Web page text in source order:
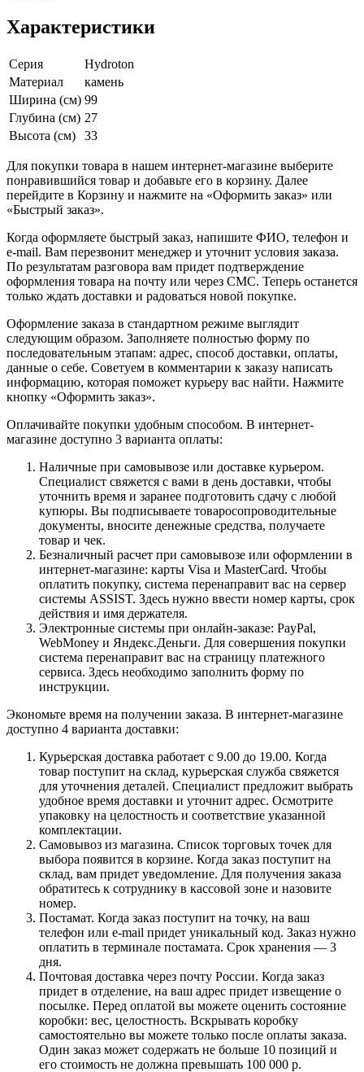
Характеристики
Серия
Hydroton
Материал
камень
Ширина (см) 99
Глубина (см) 27
Высота (см)
33
Для покупки товара в нашем интернет-магазине выберите
понравившийся товар и добавьте его в корзину. Далее
перейдите в Корзину и нажмите на «Оформить заказ» или
«Быстрый заказ».
Когда оформляете быстрый заказ, напишите ФИО, телефон и
e-mail. Вам перезвонит менеджер и уточнит условия заказа.
По результатам разговора вам придет подтверждение
оформления товара на почту или через СМС. Теперь останется
только ждать доставки и радоваться новой покупке.
Оформление заказа в стандартном режиме выглядит
следующим образом. Заполняете полностью форму по
последовательным этапам: адрес, способ доставки, оплаты,
данные о себе. Советуем в комментарии к заказу написать
информацию, которая поможет курьеру вас найти. Нажмите
кнопку «Оформить заказ».
Оплачивайте покупки удобным способом. В интернет-
магазине доступно 3 варианта оплаты:
Наличные при самовывозе или доставке курьером.
Специалист свяжется с вами в день доставки, чтобы
уточнить время и заранее подготовить сдачу с любой
купюры. Вы подписываете товаросопроводительные
документы, вносите денежные средства, получаете
товар и чек.
Безналичный расчет при самовывозе или оформлении в
интернет-магазине: карты Visa и MasterCard. Чтобы
оплатить покупку, система перенаправит вас на сервер
системы ASSIST. Здесь нужно ввести номер карты, срок
действия и имя держателя.
Электронные системы при онлайн-заказе: PayPal,
WebMoney и Яндекс.Деньги. Для совершения покупки
система перенаправит вас на страницу платежного
сервиса. Здесь необходимо заполнить форму по
инструкции.
Экономьте время на получении заказа. В интернет-магазине
доступно 4 варианта доставки:
Курьерская доставка работает с 9.00 до 19.00. Когда
товар поступит на склад, курьерская служба свяжется
для уточнения деталей. Специалист предложит выбрать
удобное время доставки и уточнит адрес. Осмотрите
упаковку на целостность и соответствие указанной
комплектации.
Самовывоз из магазина. Список торговых точек для
выбора появится в корзине. Когда заказ поступит на
склад, вам придет уведомление. Для получения заказа
обратитесь к сотруднику в кассовой зоне и назовите
номер.
Постамат. Когда заказ поступит на точку, на ваш
телефон или e-mail придет уникальный код. Заказ нужно
оплатить в терминале постамата. Срок хранения — 3
дня.
Почтовая доставка через почту России. Когда заказ
придет в отделение, на ваш адрес придет извещение о
посылке. Перед оплатой вы можете оценить состояние
коробки: вес, целостность. Вскрывать коробку
самостоятельно вы можете только после оплаты заказа.
Один заказ может содержать не больше 10 позиций и
его стоимость не должна превышать 100 000 р.